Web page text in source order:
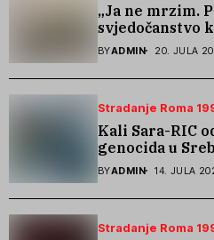
„Ja ne mrzim.
svjedočanstvo
zaboraviti
BYADMIN 20. JULA
Stradanje Roma
Kali Sara-RIC
genocida u
stradanje Roma
BYADMIN 14. JULA
Stradanje Roma